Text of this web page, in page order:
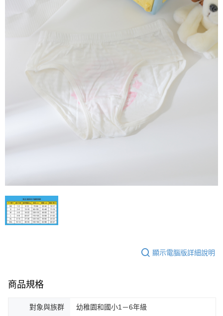
顯示電腦版詳細說明
商品規格
對象與族群 幼稚園和國小1－6年級